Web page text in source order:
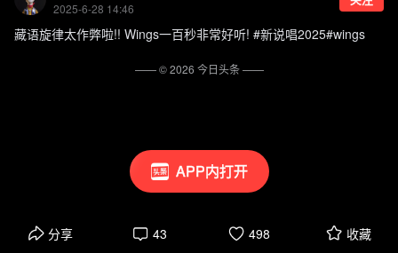
APP内打开
2025-6-28 14:46
藏语旋律太作弊啦!! Wings一百秒非常好听! #新说唱2025#wings
分享 43 498 收藏
—— ©2026 今日头条——